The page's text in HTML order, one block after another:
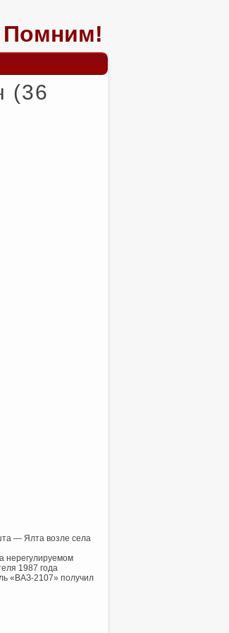
(36
— Ялта возле села
нерегулируемом
1987 года
«ВАЗ-2107» получил